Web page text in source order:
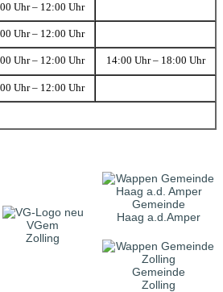
Uhr – 12:00 Uhr
Uhr – 12:00 Uhr
Uhr – 12:00 Uhr 14:00 Uhr – 18:00 Uhr
Uhr – 12:00 Uhr
VGem
Zolling
Gemeinde
Haag a.d.Amper
Gemeinde
Zolling